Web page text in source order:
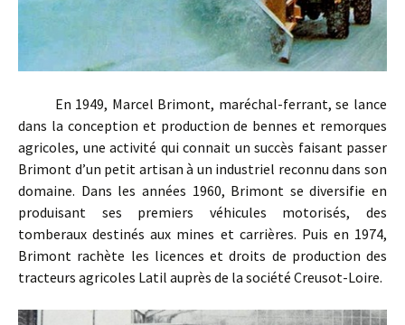
En 1949, Marcel Brimont, maréchal-ferrant, se lance
dans la conception et production de bennes et remorques
agricoles, une activité qui connait un succès faisant passer
Brimont d’un petit artisan à un industriel reconnu dans son
domaine. Dans les années 1960, Brimont se diversifie en
produisant ses premiers véhicules motorisés, des
tomberaux destinés aux mines et carrières. Puis en 1974,
Brimont rachète les licences et droits de production des
tracteurs agricoles Latil auprès de la société Creusot-Loire.